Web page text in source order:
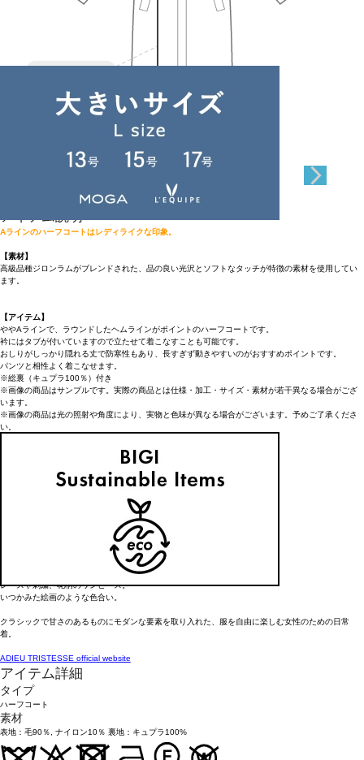
アイテム説明
Aラインのハーフコートはレディライクな印象。
【素材】
高級品種ジロンラムがブレンドされた、品の良い光沢とソフトなタッチが特徴の素材を使用してい
ます。
【アイテム】
ややAラインで、ラウンドしたヘムラインがポイントのハーフコートです。
衿にはタブが付いていますので立たせて着こなすことも可能です。
おしりがしっかり隠れる丈で防寒性もあり、長すぎず動きやすいのがおすすめポイントです。
パンツと相性よく着こなせます。
※総裏（キュプラ100％）付き
※画像の商品はサンプルです。実際の商品とは仕様・加工・サイズ・素材が若干異なる場合がござ
います。
※画像の商品は光の照射や角度により、実物と色味が異なる場合がございます。予めご了承くださ
い。
----------------------------------------------------------------------
----------------------------------------------------------------------
ADIEU TRISTESSE/アデュー トリステス
レースや刺繍、花柄のワンピース。
いつかみた絵画のような色合い。
クラシックで甘さのあるものにモダンな要素を取り入れた、服を自由に楽しむ女性のための日常
着。
ADIEU TRISTESSE official website
アイテム詳細
タイプ
ハーフコート
素材
表地：毛90％, ナイロン10％ 裏地：キュプラ100%